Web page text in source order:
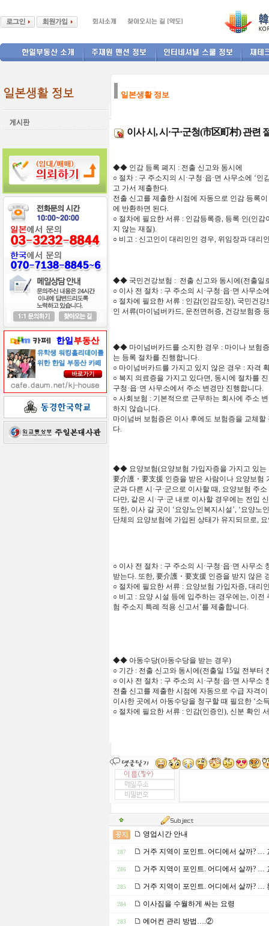
일본생활 정보
이사 시, 시·구·군청(市区町村) 관
◆◆ 인감 등록 폐지 : 전출 신고와 동시에
○ 절차 : 구 주소지의 시 ·구청·읍·면 사무소에 ‘인
고 가서 제출한다.
전출 신고를 제출한 시점에 자동으로 인감 등록
에 반환하면 된다.
○ 절차에 필요한 서류 : 인감등록증, 등록 인(인
지 않는 재질).
○ 비고 : 신고인이 대리인인 경우, 위임장과 대리
◆◆ 국민건강보험 : 전출 신고와 동시에 (전출일
○ 이사 전 절차 : 구 주소의 시 ·구청·읍·면 사무소
○ 절차에 필요한 서류 : 인감(인감도장), 국민건
인 서류(마이넘버카드, 운전면허증, 건강보험증
◆◆ 마이넘버카드를 소지한 경우 : 마이나 보험
는 등록 절차를 진행합니다.
○ 마이넘버카드를 가지고 있지 않은 경우 : 자격
○ 복지 의료증을 가지고 있다면, 동시에 절차를
구청·읍·면 사무소에서 주소 변경만 진행합니다.
○ 사회보험 : 기본적으로 근무하는 회사에 주소
하지 않습니다.
마이넘버 보험증은 이사 후에도 보험증을 교체
다.
◆◆ 요양보험(요양보험 가입자증을 가지고 있는
要介護 ・ 要支援 인증을 받은 사람이나 요양보험
군과 다른 시 ·구·군으로 이사할 때, 요양보험 주
다만, 같은 시 ·구·군 내로 이사할 경우에는 전입
또한, 이사 갈 곳이 ‘요양노인복지시설’, ‘요양노
단체의 요양보험에 가입된 상태가 유지되므로,
○ 이사 전 절차 : 구 주소의 시 ·구청·읍·면 사무소
받는다. 또한, 要介護 ・要支援 인증을 받지 않은
○ 절차에 필요한 서류 : 요양보험 가입자증, 대리
○ 비고 : 요양 시설 등에 입주하는 경우에는, 이전
험 주소지 특례 적용 신고서’를 제출합니다.
◆◆ 아동수당(아동수당을 받는 경우)
○ 기간 : 전출 신고와 동시에(전출일 15일 전부터
○ 이사 전 절차 : 구 주소의 시 ·구청·읍·면 사무소
전출 신고를 제출한 시점에 자동으로 수급 자격
이사한 곳에서 아동수당을 청구할 때 필요한 ‘소
○ 절차에 필요한 서류 : 인감(인증인), 신분 확인
영업시간 안내
287 거주 지역이 포인트. 어디에서 살까? …
286 거주 지역이 포인트. 어디에서 살까? …
285 거주 지역이 포인트. 어디에서 살까? …
284 이사짐을 수월하게 싸는 요령
283 에어컨 관리 방법….②